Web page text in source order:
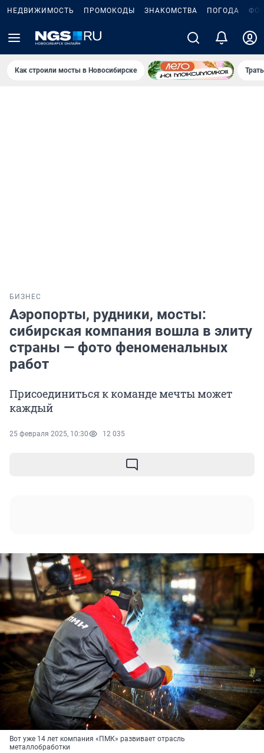
НЕДВИЖИМОСТЬ ПРОМОКОДЫ ЗНАКОМСТВА ПОГОДА
Как строили мосты в Новосибирске
БИЗНЕС
Аэропорты, рудники, мосты:
сибирская компания вошла в элиту
страны — фото феноменальных
работ
Присоединиться к команде мечты может
каждый
25 февраля 2025, 10:30 12 035
Вот уже 14 лет компания «ПМК» развивает отрасль
металлобработки